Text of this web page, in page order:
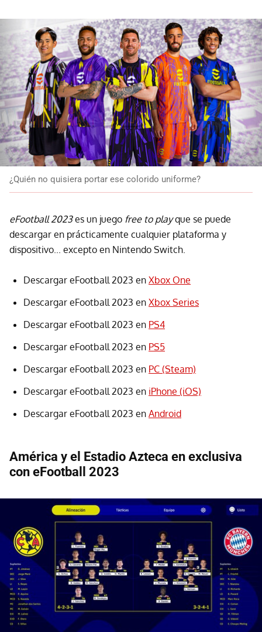
¿Quién no quisiera portar ese colorido uniforme?
eFootball 2023es un juego free to playque se puede
descargar en prácticamente cualquier plataforma y
dispositivo... excepto en Nintendo Switch.
Descargar eFootball 2023 en Xbox One
Descargar eFootball 2023 en Xbox Series
Descargar eFootball 2023 en PS4
Descargar eFootball 2023 en PS5
Descargar eFootball 2023 en PC (Steam)
Descargar eFootball 2023 en iPhone (iOS)
Descargar eFootball 2023 en Android
América y el Estadio Azteca en exclusiva
con eFootball 2023